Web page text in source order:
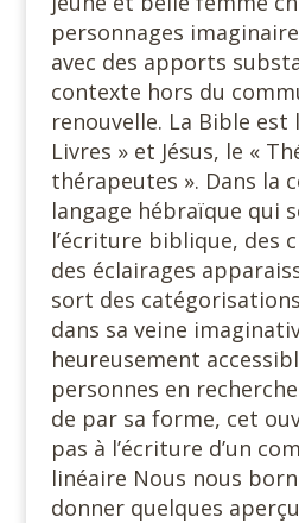
personnages
avec des apports
contexte hors du
renouvelle. La Bible est
Livres » et Jésus, le «
thérapeutes ». Dans la
langage hébraïque qui
l’écriture biblique, des
des éclairages
sort des
dans sa veine
heureusement
personnes en
de par sa forme, cet
pas à l’écriture d’un
linéaire Nous nous
donner quelques